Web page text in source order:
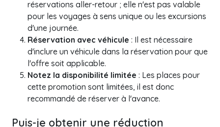
réservations aller-retour ; elle n'est pas valable
pour les voyages à sens unique ou les excursions
d'une journée.
Réservation avec véhicule : Il est nécessaire
d'inclure un véhicule dans la réservation pour que
l'offre soit applicable.
Notez la disponibilité limitée : Les places pour
cette promotion sont limitées, il est donc
recommandé de réserver à l'avance.
Puis-je obtenir une réduction